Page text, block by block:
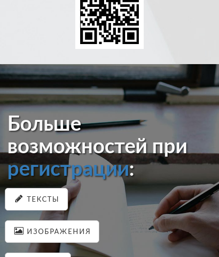
Больше
возможностей при
регистрации:
ТЕКСТЫ
ИЗОБРАЖЕНИЯ